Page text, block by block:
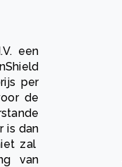
een
per
de
is dan
zal
van